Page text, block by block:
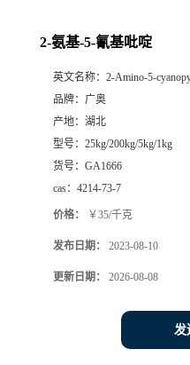
2-氨基-5-氰基吡啶
英文名称： 2-Amino-5-
品牌： 广奥
产地： 湖北
型号： 25kg/200kg/5kg/1kg
货号： GA1666
cas： 4214-73-7
价格： ￥35/千克
发布日期： 2023-08-10
更新日期： 2026-08-08
发